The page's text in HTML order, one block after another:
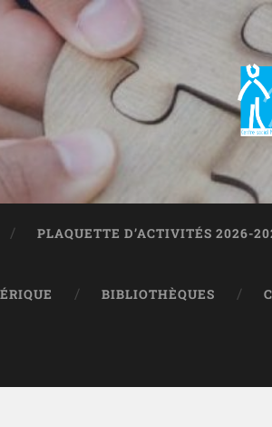
PLAQUETTE D’ACTIVITÉS 2026-
BIBLIOTHÈQUES